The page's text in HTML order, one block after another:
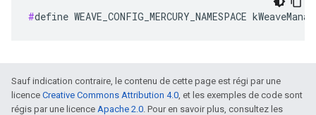
#define WEAVE_CONFIG_MERCURY_NAMESPACE
Sauf indication contraire, le contenu de cette page est régi par une
licence Creative Commons Attribution 4.0, et les exemples de code sont
régis par une licence Apache 2.0. Pour en savoir plus, consultez les